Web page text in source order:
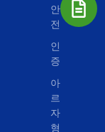
안
전
인
증
아
르
자
형